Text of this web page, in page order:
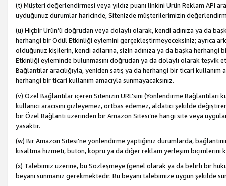
(t) Müşteri değerlendirmesi veya yıldız puanı linkini Ürün Reklam API
uyduğunuz durumlar haricinde, Sitenizde müşterilerimizin
(u) Hiçbir Ürün’ü doğrudan veya dolaylı olarak, kendi adınıza ya da
herhangi bir Ödül Etkinliği eylemini gerçekleştirmeyeceksiniz; ayrıca
olduğunuz kişilerin, kendi adlarına, sizin adınıza ya da başka herhangi
Etkinliği eyleminde bulunmasını doğrudan ya da dolaylı olarak teşvik
Bağlantılar aracılığıyla, yeniden satış ya da herhangi bir ticari
herhangi bir ticari kullanım amacıyla sunmayacaksınız.
(v) Özel Bağlantılar içeren Sitenizin URL’sini (Yönlendirme Bağlantıları
kullanıcı aracısını gizleyemez, örtbas edemez, aldatıcı şekilde
bir Özel Bağlantı üzerinden bir Amazon Sitesi’ne hangi site veya
yasaktır.
(w) Bir Amazon Sitesi’ne yönlendirme yaptığınız durumlarda,
kısaltma hizmeti, buton, köprü ya da diğer reklam yerleşim biçimlerini
(x) Talebimiz üzerine, bu Sözleşmeye (genel olarak ya da belirli bir
beyanı sunmanız gerekmektedir. Bu beyanı talebimize uygun şekilde